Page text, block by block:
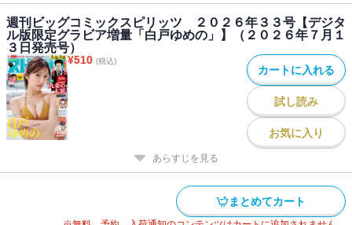
週刊ビッグコミックスピリッツ ２０２６年３３号【デジタ
ル版限定グラビア増量「白戸ゆめの」】（２０２６年７月１
３日発売号）
¥510 (税込)
カートに入れる
試し読み
お気に入り
あらすじを見る
まとめてカート